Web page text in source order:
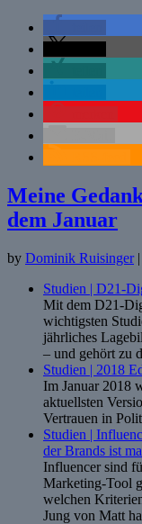
Meine
dem Januar
by Dominik Ruisinger |
Studien | D21-
Mit dem D21-
wichtigsten
jährliches
– und gehört zu
Studien | 2018
Im Januar 2018
aktuellsten
Vertrauen in
Studien |
der Brands ist
Influencer sind
Marketing-Tool
welchen
Jung von Matt